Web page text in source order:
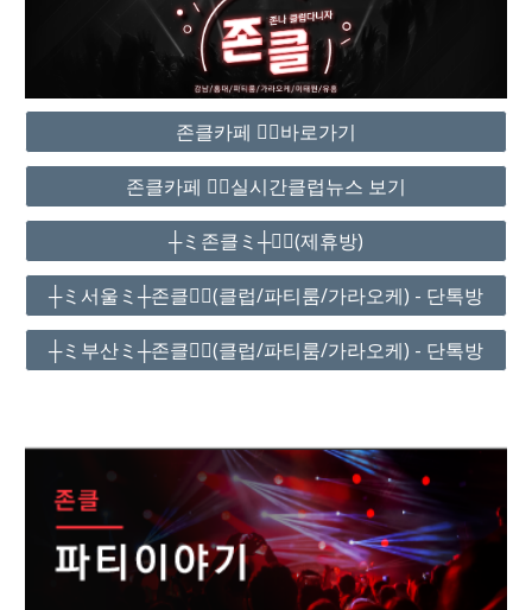
존클카페 ❤️‍🔥바로가기
존클카페 ❤️‍🔥실시간클럽뉴스 보기
┼ミ존클ミ┼❤️‍🔥(제휴방)
┼ミ서울ミ┼존클❤️‍🔥(클럽/파티룸/가라오케) - 단톡방
┼ミ부산ミ┼존클❤️‍🔥(클럽/파티룸/가라오케) - 단톡방